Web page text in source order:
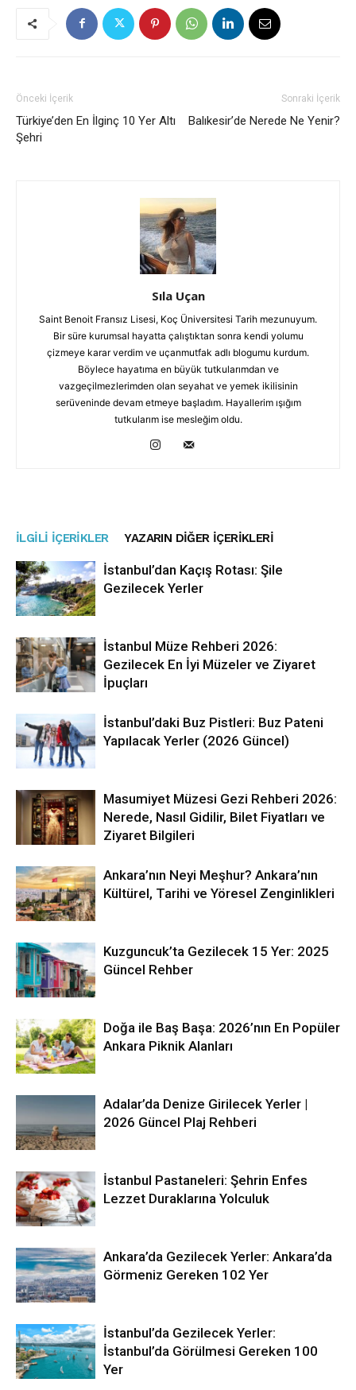
Önceki İçerik
Türkiye’den En İlginç 10 Yer Altı
Şehri
Sonraki İçerik
Balıkesir’de Nerede Ne Yenir?
Sıla Uçan
Saint Benoit Fransız Lisesi, Koç Üniversitesi Tarih mezunuyum.
Bir süre kurumsal hayatta çalıştıktan sonra kendi yolumu
çizmeye karar verdim ve uçanmutfak adlı blogumu kurdum.
Böylece hayatıma en büyük tutkularımdan ve
vazgeçilmezlerimden olan seyahat ve yemek ikilisinin
serüveninde devam etmeye başladım. Hayallerim ışığım
tutkularım ise mesleğim oldu.
İLGILI İÇERIKLER YAZARIN DIĞER İÇERIKLERI
İstanbul’dan Kaçış Rotası: Şile
Gezilecek Yerler
İstanbul Müze Rehberi 2026:
Gezilecek En İyi Müzeler ve Ziyaret
İpuçları
İstanbul’daki Buz Pistleri: Buz Pateni
Yapılacak Yerler (2026 Güncel)
Masumiyet Müzesi Gezi Rehberi 2026:
Nerede, Nasıl Gidilir, Bilet Fiyatları ve
Ziyaret Bilgileri
Ankara’nın Neyi Meşhur? Ankara’nın
Kültürel, Tarihi ve Yöresel Zenginlikleri
Kuzguncuk’ta Gezilecek 15 Yer: 2025
Güncel Rehber
Doğa ile Baş Başa: 2026’nın En Popüler
Ankara Piknik Alanları
Adalar’da Denize Girilecek Yerler |
2026 Güncel Plaj Rehberi
İstanbul Pastaneleri: Şehrin Enfes
Lezzet Duraklarına Yolculuk
Ankara’da Gezilecek Yerler: Ankara’da
Görmeniz Gereken 102 Yer
İstanbul’da Gezilecek Yerler:
İstanbul’da Görülmesi Gereken 100
Yer